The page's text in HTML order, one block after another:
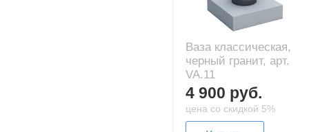
Ваза классическая,
черный гранит, арт.
VA.11
4 900 руб.
цена со скидкой 5%